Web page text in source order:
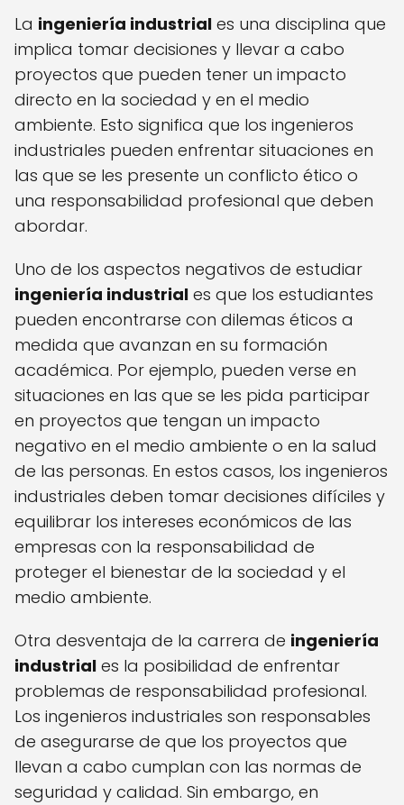
La ingeniería industrial es una disciplina que
implica tomar decisiones y llevar a cabo
proyectos que pueden tener un impacto
directo en la sociedad y en el medio
ambiente. Esto significa que los ingenieros
industriales pueden enfrentar situaciones en
las que se les presente un conflicto ético o
una responsabilidad profesional que deben
abordar.
Uno de los aspectos negativos de estudiar
ingeniería industrial es que los estudiantes
pueden encontrarse con dilemas éticos a
medida que avanzan en su formación
académica. Por ejemplo, pueden verse en
situaciones en las que se les pida participar
en proyectos que tengan un impacto
negativo en el medio ambiente o en la salud
de las personas. En estos casos, los ingenieros
industriales deben tomar decisiones difíciles y
equilibrar los intereses económicos de las
empresas con la responsabilidad de
proteger el bienestar de la sociedad y el
medio ambiente.
Otra desventaja de la carrera de ingeniería
industrial es la posibilidad de enfrentar
problemas de responsabilidad profesional.
Los ingenieros industriales son responsables
de asegurarse de que los proyectos que
llevan a cabo cumplan con las normas de
seguridad y calidad. Sin embargo, en